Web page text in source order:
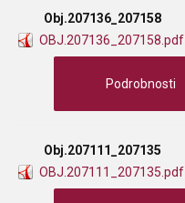
Obj.207136_207158
OBJ.207136_207158.pdf
Podrobnosti
Obj.207111_207135
OBJ.207111_207135.pdf